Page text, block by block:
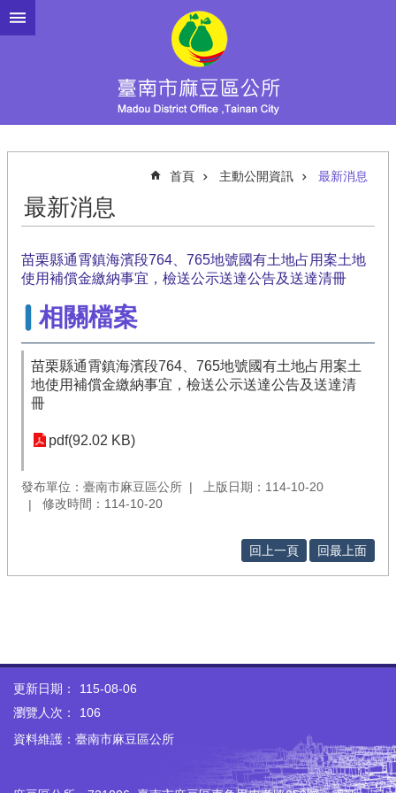
跳到主要內容區塊
首頁 主動公開資訊 最新消息
最新消息
苗栗縣通霄鎮海濱段764、765地號國有土地占用案土地
使用補償金繳納事宜，檢送公示送達公告及送達清冊
相關檔案
苗栗縣通霄鎮海濱段764、765地號國有土地占用案土
地使用補償金繳納事宜，檢送公示送達公告及送達清
冊
pdf(92.02 KB)
發布單位：臺南市麻豆區公所
上版日期：114-10-20
修改時間：114-10-20
回上一頁 回最上面
更新日期：
115-08-06
瀏覽人次：
106
資料維護：臺南市麻豆區公所